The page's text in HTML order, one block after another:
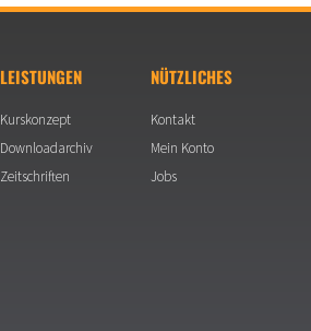
LEISTUNGEN
Kurskonzept
Downloadarchiv
Zeitschriften
NÜTZLICHES
Kontakt
Mein Konto
Jobs